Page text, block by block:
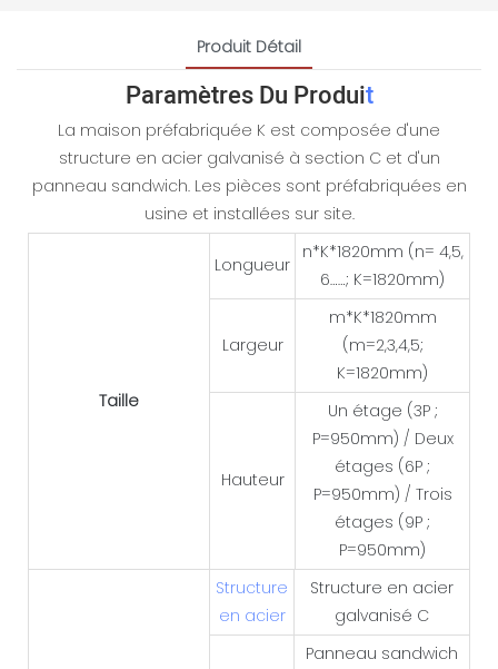
Produit Détail
Paramètres Du ProduiT
La maison préfabriquée K est composée d'une
structure en acier galvanisé à section C et d'un
panneau sandwich. Les pièces sont préfabriquées en
usine et installées sur site.
Taille
Longueur
n*K*1820mm (n= 4,5,
6……; K=1820mm)
Largeur
m*K*1820mm
(m=2,3,4,5;
K=1820mm)
Hauteur
Un étage (3P ;
P=950mm) / Deux
étages (6P ;
P=950mm) / Trois
étages (9P ;
P=950mm)
Structure
en acier
Structure en acier
galvanisé C
Panneau sandwich